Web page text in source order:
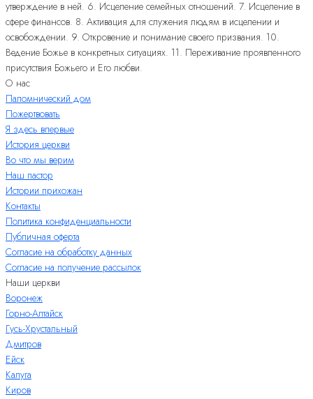
утверждение в ней. 6. Исцеление семейных отношений. 7. Исцеление в
сфере финансов. 8. Активация для служения людям в исцелении и
освобождении. 9. Откровение и понимание своего призвания. 10.
Ведение Божье в конкретных ситуациях. 11. Переживание проявленного
присутствия Божьего и Его любви.
О нас
Паломнический дом
Пожертвовать
Я здесь впервые
История церкви
Во что мы верим
Наш пастор
Истории прихожан
Контакты
Политика конфиденциальности
Публичная оферта
Согласие на обработку данных
Согласие на получение рассылок
Наши церкви
Воронеж
Горно-Алтайск
Гусь-Хрустальный
Дмитров
Ейск
Калуга
Киров